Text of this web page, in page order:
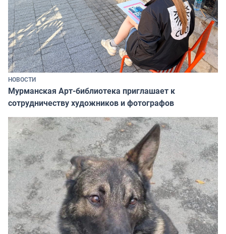
НОВОСТИ
Мурманская Арт-библиотека приглашает к
сотрудничеству художников и фотографов